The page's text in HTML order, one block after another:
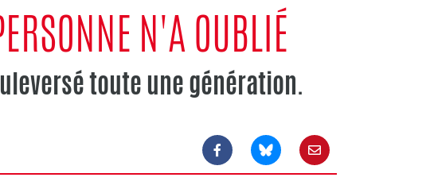
N'A OUBLIÉ
toute une génération.